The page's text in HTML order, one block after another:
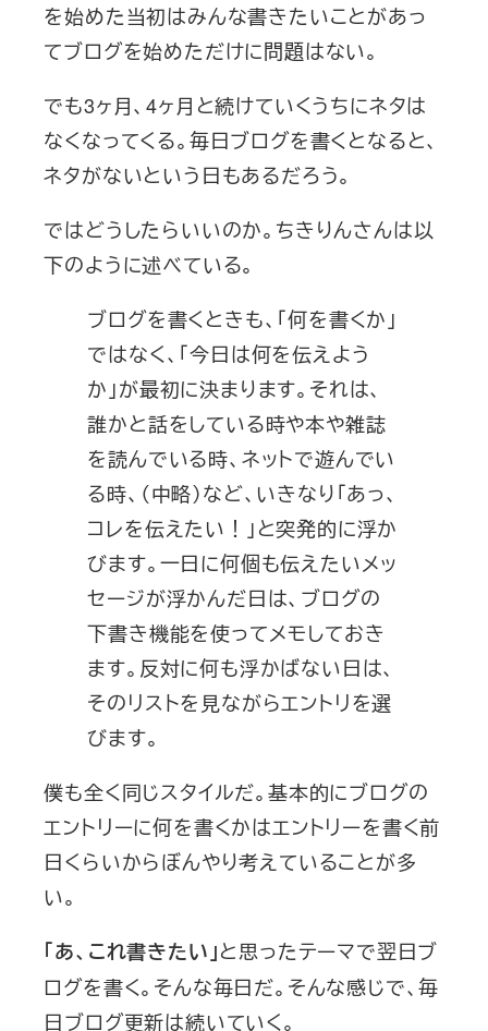
を始めた当初はみんな書きたいことがあっ
てブログを始めただけに問題はない。
でも3ヶ月、4ヶ月と続けていくうちにネタは
なくなってくる。毎日ブログを書くとなると、
ネタがないという日もあるだろう。
ではどうしたらいいのか。ちきりんさんは以
下のように述べている。
ブログを書くときも、「何を書くか」
ではなく、「今日は何を伝えよう
か」が最初に決まります。それは、
誰かと話をしている時や本や雑誌
を読んでいる時、ネットで遊んでい
る時、（中略）など、いきなり「あっ、
コレを伝えたい！」と突発的に浮か
びます。一日に何個も伝えたいメッ
セージが浮かんだ日は、ブログの
下書き機能を使ってメモしておき
ます。反対に何も浮かばない日は、
そのリストを見ながらエントリを選
びます。
僕も全く同じスタイルだ。基本的にブログの
エントリーに何を書くかはエントリーを書く前
日くらいからぼんやり考えていることが多
い。
「あ、これ書きたい」と思ったテーマで翌日ブ
ログを書く。そんな毎日だ。そんな感じで、毎
日ブログ更新は続いていく。